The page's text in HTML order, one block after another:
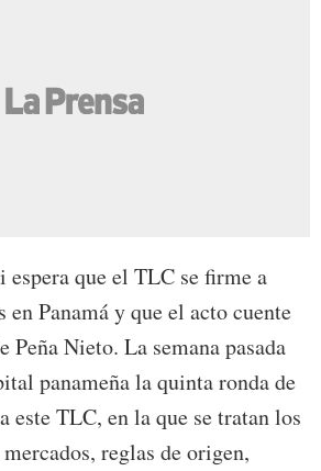
que el TLC se firme a
en Panamá y que el acto cuente
Peña Nieto. La semana pasada
panameña la quinta ronda de
este TLC, en la que se tratan los
reglas de origen,